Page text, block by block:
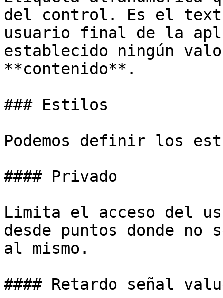
del control. Es el
usuario final de la
establecido ningún
**contenido**.
### Estilos
Podemos definir los
#### Privado
Limita el acceso del
desde puntos donde no
al mismo.
#### Retardo señal